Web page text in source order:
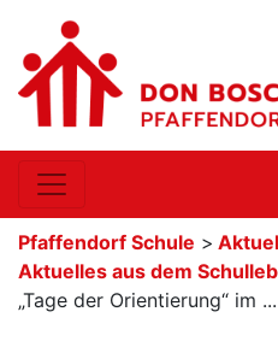
Pfaffendorf Schule >
Aktuelles aus dem
„Tage der Orientierung“ im ...